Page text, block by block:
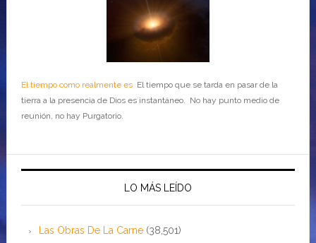
El tiempo como realmente esEl tiempo que se tarda en pasar de la
tierra a la presencia de Dios es instantáneo. No hay punto medio de
reunión, no hay Purgatorio.
LO MÁS LEÍDO
Las Obras De La Carne (38,501)